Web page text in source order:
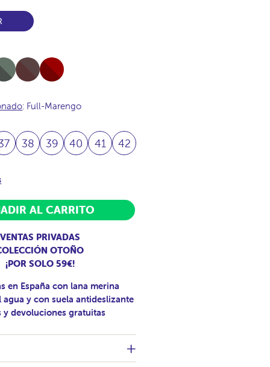
Full-
Chocolate
Full-
Burdeos
: Full-Marengo
38 39 40 41 42
AL CARRITO
VENTAS PRIVADAS
OTOÑO
¡POR SOLO 59€!
en España con lana merina
agua y con suela antideslizante
y devoluciones gratuitas